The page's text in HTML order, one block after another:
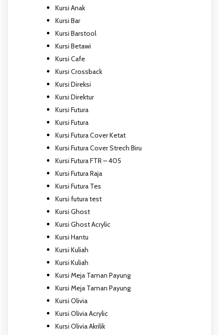
Kursi Anak
Kursi Bar
Kursi Barstool
Kursi Betawi
Kursi Cafe
Kursi Crossback
Kursi Direksi
Kursi Direktur
Kursi Futura
Kursi Futura
Kursi Futura Cover Ketat
Kursi Futura Cover Strech Biru
Kursi Futura FTR – 405
Kursi Futura Raja
Kursi Futura Tes
Kursi futura test
Kursi Ghost
Kursi Ghost Acrylic
Kursi Hantu
Kursi Kuliah
Kursi Kuliah
Kursi Meja Taman Payung
Kursi Meja Taman Payung
Kursi Olivia
Kursi Olivia Acrylic
Kursi Olivia Akrilik